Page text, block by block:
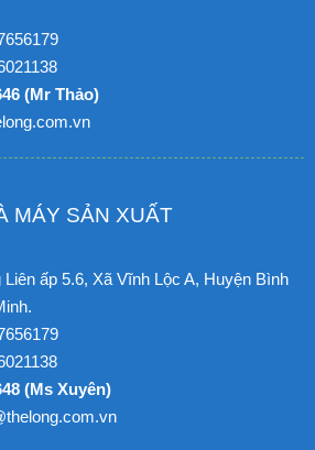
(Mr Thảo)
MÁY SẢN XUẤT
ấp 5.6, Xã Vĩnh Lộc A, Huyện Bình
(Ms Xuyên)